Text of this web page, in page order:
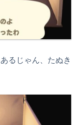
るじゃん、たぬき